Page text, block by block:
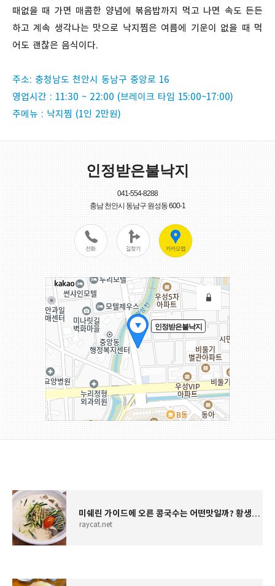
때없을 때 가면 매콤한 양념에 볶음밥까지 먹고 나면 속도 든든
하고 계속 생각나는 맛으로 낙지찜은 여름에 기운이 없을 때 먹
어도 괜찮은 음식이다.
주소: 충청남도 천안시 동남구 중앙로 16
영업시간 : 11:30 ~ 22:00 (브레이크 타임 15:00~17:00)
주메뉴 : 낙지찜 (1인 2만원)
미쉐린 가이드에 오른 콩국수는 어떤맛일까? 황생가칼국수
raycat.net